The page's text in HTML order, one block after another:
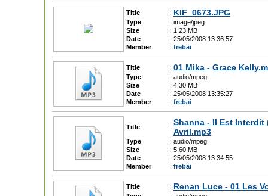
Title : KIF_0673.JPG
Type : image/jpeg
Size
: 1.23 MB
Date
: 25/05/2008 13:36:57
Member
: frebai
Title : 01 Mika - Grace
Type : audio/mpeg
Size
: 4.30 MB
Date
: 25/05/2008 13:35:27
Member
: frebai
Title : Shanna - Il Est Interdit
Avril.mp3
Type : audio/mpeg
Size
: 5.60 MB
Date
: 25/05/2008 13:34:55
Member
: frebai
Title : Renan Luce - 01 Les